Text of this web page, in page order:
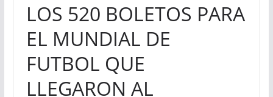
LOS 520 BOLETOS PARA
EL MUNDIAL DE
FUTBOL QUE
LLEGARON AL